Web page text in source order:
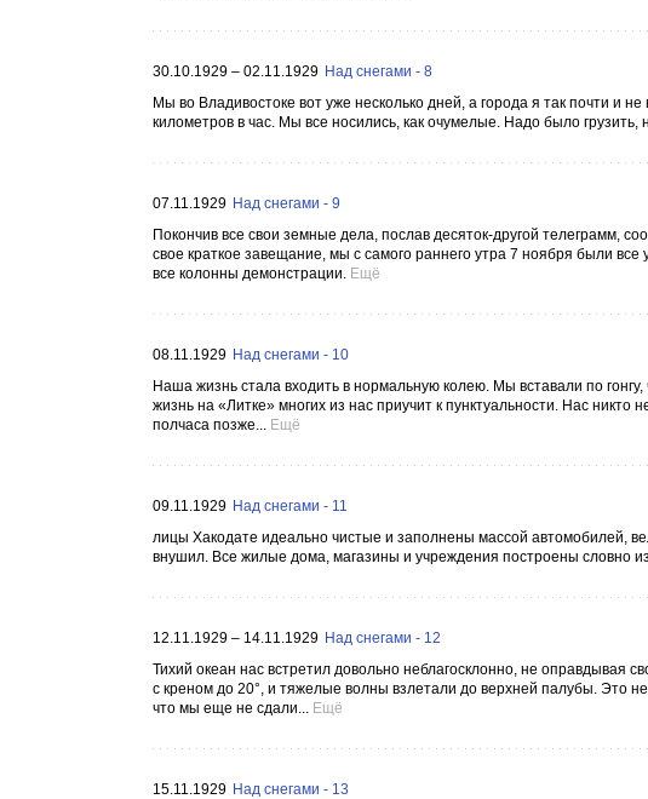
30.10.1929 – 02.11.1929 Над снегами - 8
Мы во Владивостоке вот уже несколько дней, а города я так почти и
километров в час. Мы все носились, как очумелые. Надо было
07.11.1929 Над снегами - 9
Покончив все свои земные дела, послав десяток-другой телеграмм,
свое краткое завещание, мы с самого раннего утра 7 ноября были
все колонны демонстрации. Ещё
08.11.1929 Над снегами - 10
Наша жизнь стала входить в нормальную колею. Мы вставали по гонгу,
жизнь на «Литке» многих из нас приучит к пунктуальности. Нас
полчаса позже... Ещё
09.11.1929 Над снегами - 11
лицы Хакодате идеально чистые и заполнены массой автомобилей,
внушил. Все жилые дома, магазины и учреждения построены словно
12.11.1929 – 14.11.1929 Над снегами - 12
Тихий океан нас встретил довольно неблагосклонно, не оправдывая
с креном до 20°, и тяжелые волны взлетали до верхней палубы. Это
что мы еще не сдали... Ещё
15.11.1929 Над снегами - 13